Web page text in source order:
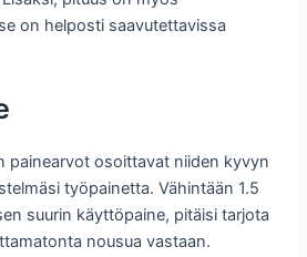
on helposti saavutettavissa
painearvot osoittavat niiden kyvyn
työpainetta. Vähintään 1.5
suurin käyttöpaine, pitäisi tarjota
nousua vastaan.